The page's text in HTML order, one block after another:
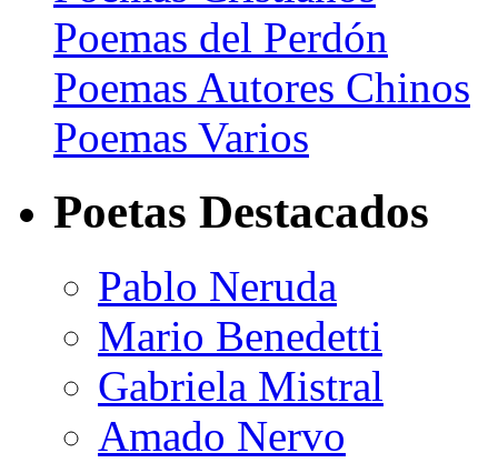
Poemas del Perdón
Poemas Autores Chinos
Poemas Varios
Poetas Destacados
Pablo Neruda
Mario Benedetti
Gabriela Mistral
Amado Nervo